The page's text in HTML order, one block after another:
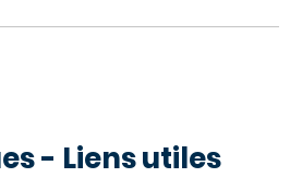
- Liens utiles